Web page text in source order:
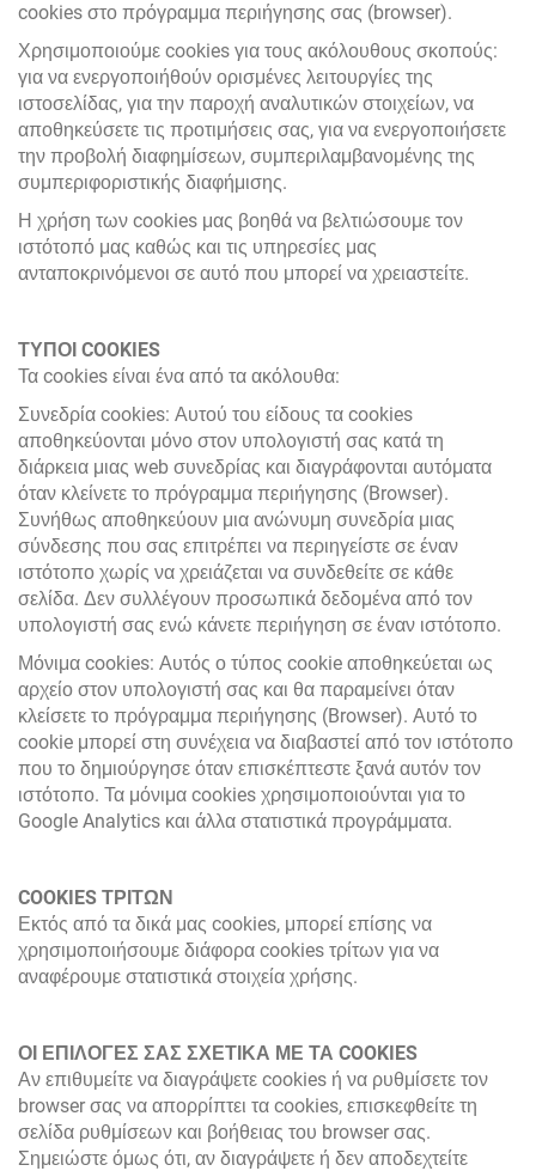
cookies στο πρόγραμμα περιήγησης σας (browser).
Χρησιμοποιούμε cookies για τους ακόλουθους σκοπούς:
για να ενεργοποιήθούν ορισμένες λειτουργίες της
ιστοσελίδας, για την παροχή αναλυτικών στοιχείων, να
αποθηκεύσετε τις προτιμήσεις σας, για να ενεργοποιήσετε
την προβολή διαφημίσεων, συμπεριλαμβανομένης της
συμπεριφοριστικής διαφήμισης.
Η χρήση των cookies μας βοηθά να βελτιώσουμε τον
ιστότοπό μας καθώς και τις υπηρεσίες μας
ανταποκρινόμενοι σε αυτό που μπορεί να χρειαστείτε.
ΤΥΠΟΙ COOKIES
Τα cookies είναι ένα από τα ακόλουθα:
Συνεδρία cookies: Αυτού του είδους τα cookies
αποθηκεύονται μόνο στον υπολογιστή σας κατά τη
διάρκεια μιας web συνεδρίας και διαγράφονται αυτόματα
όταν κλείνετε το πρόγραμμα περιήγησης (Browser).
Συνήθως αποθηκεύουν μια ανώνυμη συνεδρία μιας
σύνδεσης που σας επιτρέπει να περιηγείστε σε έναν
ιστότοπο χωρίς να χρειάζεται να συνδεθείτε σε κάθε
σελίδα. Δεν συλλέγουν προσωπικά δεδομένα από τον
υπολογιστή σας ενώ κάνετε περιήγηση σε έναν ιστότοπο.
Μόνιμα cookies: Αυτός ο τύπος cookie αποθηκεύεται ως
αρχείο στον υπολογιστή σας και θα παραμείνει όταν
κλείσετε το πρόγραμμα περιήγησης (Browser). Αυτό το
cookie μπορεί στη συνέχεια να διαβαστεί από τον ιστότοπο
που το δημιούργησε όταν επισκέπτεστε ξανά αυτόν τον
ιστότοπο. Τα μόνιμα cookies χρησιμοποιούνται για το
Google Analytics και άλλα στατιστικά προγράμματα.
COOKIES ΤΡΙΤΩΝ
Εκτός από τα δικά μας cookies, μπορεί επίσης να
χρησιμοποιήσουμε διάφορα cookies τρίτων για να
αναφέρουμε στατιστικά στοιχεία χρήσης.
ΟΙ ΕΠΙΛΟΓΕΣ ΣΑΣ ΣΧΕΤΙΚΑ ΜΕ ΤΑ COOKIES
Αν επιθυμείτε να διαγράψετε cookies ή να ρυθμίσετε τον
browser σας να απορρίπτει τα cookies, επισκεφθείτε τη
σελίδα ρυθμίσεων και βοήθειας του browser σας.
Σημειώστε όμως ότι, αν διαγράψετε ή δεν αποδεχτείτε